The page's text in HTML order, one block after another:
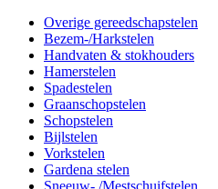
Overige gereedschapstelen
Bezem-/Harkstelen
Handvaten & stokhouders
Hamerstelen
Spadestelen
Graanschopstelen
Schopstelen
Bijlstelen
Vorkstelen
Gardena stelen
Sneeuw- /Mestschuifstelen